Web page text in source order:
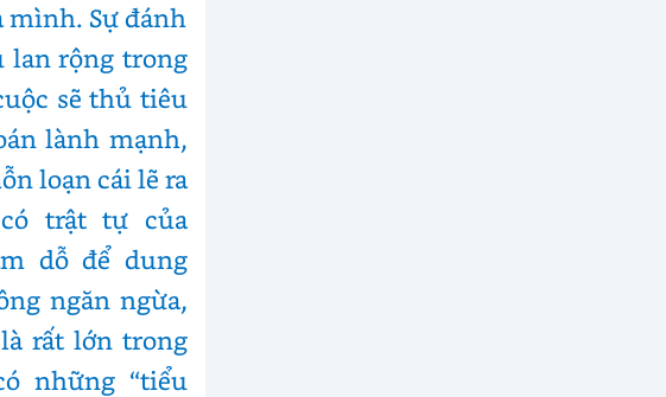
Sự đánh
lan rộng trong
sẽ thủ tiêu
lành mạnh,
loạn cái lẽ ra
trật tự của
dỗ để dung
ngăn ngừa,
rất lớn trong
những “tiểu